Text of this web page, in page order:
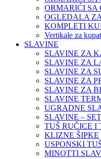
ORMARIĆI SA
OGLEDALA
KOMPLETI
Vertikale za
SLAVINE
SLAVINE ZA
SLAVINE ZA
SLAVINE ZA
SLAVINE ZA
SLAVINE ZA
SLAVINE
UGRADNE
SLAVINE –
TUŠ RUČICE I
KLIZNE ŠIPKE
USPONSKI
MINOTTI